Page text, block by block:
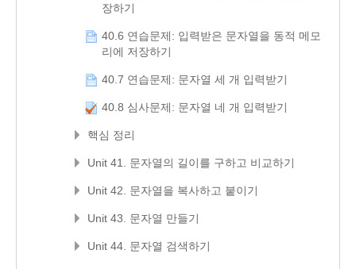
장하기
40.6 연습문제: 입력받은 문자열을 동적 메모
리에 저장하기
40.7 연습문제: 문자열 세 개 입력받기
40.8 심사문제: 문자열 네 개 입력받기
핵심 정리
Unit 41. 문자열의 길이를 구하고 비교하기
Unit 42. 문자열을 복사하고 붙이기
Unit 43. 문자열 만들기
Unit 44. 문자열 검색하기